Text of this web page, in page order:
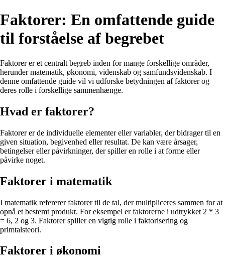
Faktorer: En omfattende guide
til forståelse af begrebet
Faktorer er et centralt begreb inden for mange forskellige områder,
herunder matematik, økonomi, videnskab og samfundsvidenskab. I
denne omfattende guide vil vi udforske betydningen af faktorer og
deres rolle i forskellige sammenhænge.
Hvad er faktorer?
Faktorer er de individuelle elementer eller variabler, der bidrager til en
given situation, begivenhed eller resultat. De kan være årsager,
betingelser eller påvirkninger, der spiller en rolle i at forme eller
påvirke noget.
Faktorer i matematik
I matematik refererer faktorer til de tal, der multipliceres sammen for at
opnå et bestemt produkt. For eksempel er faktorerne i udtrykket 2 * 3
= 6, 2 og 3. Faktorer spiller en vigtig rolle i faktorisering og
primtalsteori.
Faktorer i økonomi